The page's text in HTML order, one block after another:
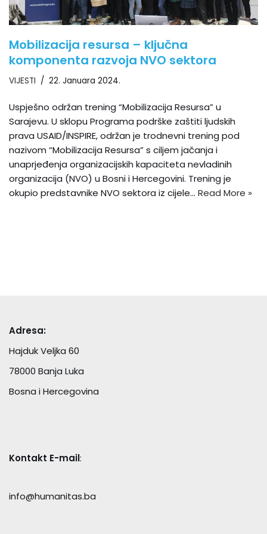
Mobilizacija resursa – ključna
komponenta razvoja NVO sektora
VIJESTI 22. Januara 2024.
Uspješno održan trening “Mobilizacija Resursa” u
Sarajevu. U sklopu Programa podrške zaštiti ljudskih
prava USAID/INSPIRE, održan je trodnevni trening pod
nazivom “Mobilizacija Resursa” s ciljem jačanja i
unaprjeđenja organizacijskih kapaciteta nevladinih
organizacija (NVO) u Bosni i Hercegovini. Trening je
okupio predstavnike NVO sektora iz cijele… Read More »
Adresa:
Hajduk Veljka 60
78000 Banja Luka
Bosna i Hercegovina
Kontakt E-mail:
info@humanitas.ba